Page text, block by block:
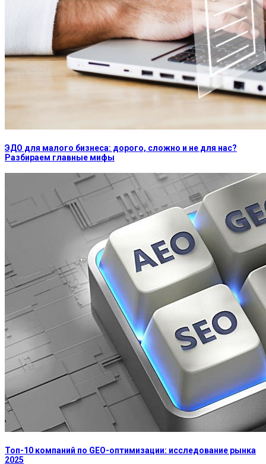
ЭДО для малого бизнеса: дорого, сложно и не для нас?
Разбираем главные мифы
Топ-10 компаний по GEO-оптимизации: исследование рынка
2025